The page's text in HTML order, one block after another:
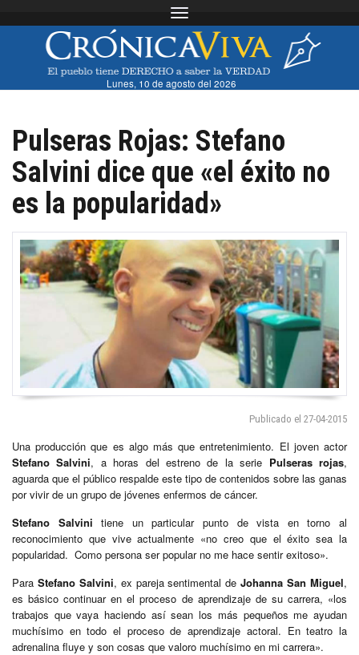
Toggle navigation
Lunes, 10 de agosto del 2026
Pulseras Rojas: Stefano
Salvini dice que «el éxito no
es la popularidad»
Publicado el 27-04-2015
Una producción que es algo más que entretenimiento. El joven actor
Stefano Salvini, a horas del estreno de la serie Pulseras rojas,
aguarda que el público respalde este tipo de contenidos sobre las ganas
por vivir de un grupo de jóvenes enfermos de cáncer.
Stefano Salvini tiene un particular punto de vista en torno al
reconocimiento que vive actualmente «no creo que el éxito sea la
popularidad. Como persona ser popular no me hace sentir exitoso».
Para Stefano Salvini, ex pareja sentimental deJohanna San Miguel,
es básico continuar en el proceso de aprendizaje de su carrera, «los
trabajos que vaya haciendo así sean los más pequeños me ayudan
muchísimo en todo el proceso de aprendizaje actoral. En teatro la
adrenalina fluye y son cosas que valoro muchísimo en mi carrera».